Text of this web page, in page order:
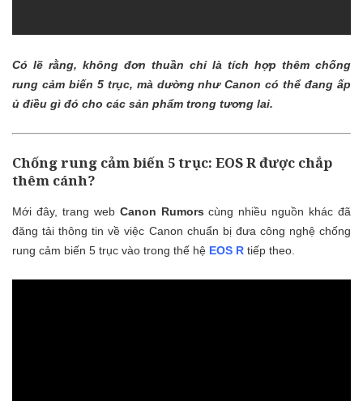
Có lẽ rằng, không đơn thuần chỉ là tích hợp thêm chống
rung cảm biến 5 trục, mà dường như Canon có thể đang ấp
ủ điều gì đó cho các sản phẩm trong tương lai.
Chống rung cảm biến 5 trục: EOS R được chắp
thêm cánh?
Mới đây, trang web Canon Rumors cùng nhiều nguồn khác đã
đăng tải thông tin về việc Canon chuẩn bị đưa công nghệ chống
rung cảm biến 5 trục vào trong thế hệ EOS R tiếp theo.